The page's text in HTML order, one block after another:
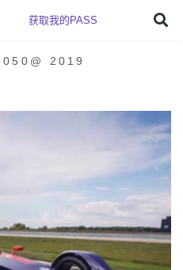
获取我的PASS
@ 2019